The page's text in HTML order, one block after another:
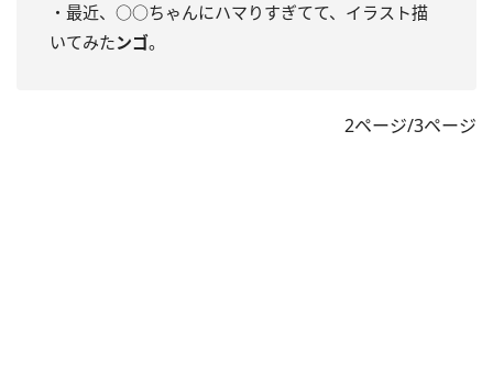
・最近、○○ちゃんにハマりすぎてて、イラスト描
いてみたンゴ。
2ページ/3ページ